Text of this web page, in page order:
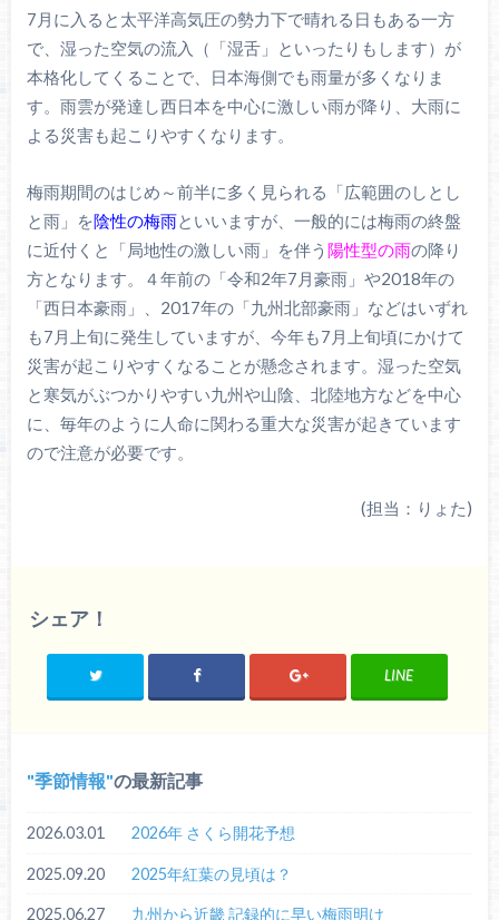
7月に入ると太平洋高気圧の勢力下で晴れる日もある一方
で、湿った空気の流入（「湿舌」といったりもします）が
本格化してくることで、日本海側でも雨量が多くなりま
す。雨雲が発達し西日本を中心に激しい雨が降り、大雨に
よる災害も起こりやすくなります。
梅雨期間のはじめ～前半に多く見られる「広範囲のしとし
と雨」を陰性の梅雨といいますが、一般的には梅雨の終盤
に近付くと「局地性の激しい雨」を伴う 陽性型の雨の降り
方となります。４年前の「令和2年7月豪雨」や2018年の
「西日本豪雨」、2017年の「九州北部豪雨」などはいずれ
も7月上旬に発生していますが、今年も7月上旬頃にかけて
災害が起こりやすくなることが懸念されます。湿った空気
と寒気がぶつかりやすい九州や山陰、北陸地方などを中心
に、毎年のように人命に関わる重大な災害が起きています
ので注意が必要です。
(担当：りょた)
シェア！
LINE
季節情報 の最新記事
2026.03.01 2026年 さくら開花予想
2025.09.20 2025年紅葉の見頃は？
2025.06.27 九州から近畿 記録的に早い梅雨明け